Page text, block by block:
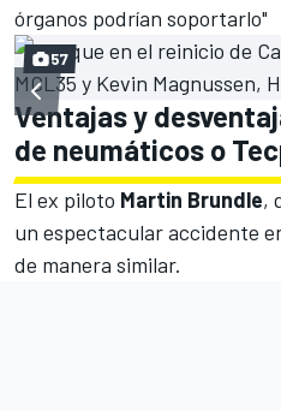
órganos podrían soportarlo"
57
Ventajas y
de neumáticos o
El ex piloto Martin Brundle,
un espectacular accidente
de manera similar.